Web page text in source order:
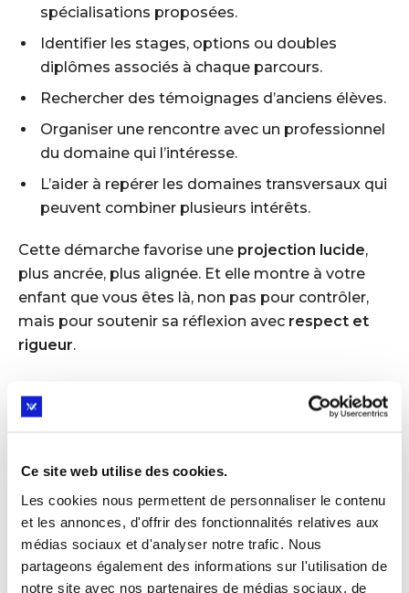
Ce site web utilise des cookies.
Les cookies nous permettent de personnaliser le contenu
et les annonces, d'offrir des fonctionnalités relatives aux
médias sociaux et d'analyser notre trafic. Nous
partageons également des informations sur l'utilisation de
notre site avec nos partenaires de médias sociaux, de
spécialisations proposées.
Identifier les stages, options ou doubles
diplômes associés à chaque parcours.
Rechercher des témoignages d’anciens élèves.
Organiser une rencontre avec un professionnel
du domaine qui l’intéresse.
L’aider à repérer les domaines transversaux qui
peuvent combiner plusieurs intérêts.
Cette démarche favorise une projection lucide,
plus ancrée, plus alignée. Et elle montre à votre
enfant que vous êtes là, non pas pour contrôler,
mais pour soutenir sa réflexion avec respect et
rigueur.
Faire un entre-deux
parent : ne pas projeter ses propres peurs, ses
propres attentes, ses anciens rêves. Face à un
choix stratégique, on peut être tenté de pousser
vers la sécurité, la reconnaissance, ou ce que l’on
croit être "le bon choix".